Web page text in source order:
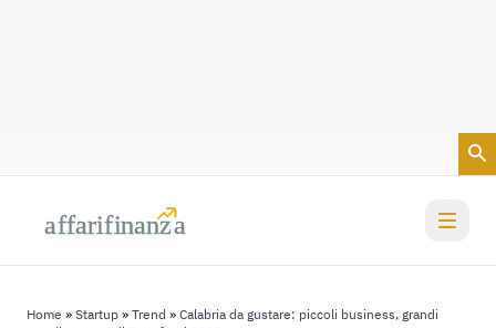
affarifinanza
affarifinanza
Home » Startup » Trend » Calabria da gustare: piccoli business, grandi